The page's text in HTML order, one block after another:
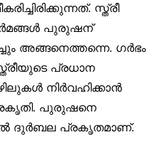
സ്ത്രീ
പുരുഷന്
അങ്ങനെത്തന്നെ. ഗർഭം
പ്രധാന
നിർവഹിക്കാൻ
പുരുഷനെ
ദുർബല പ്രകൃതമാണ്.